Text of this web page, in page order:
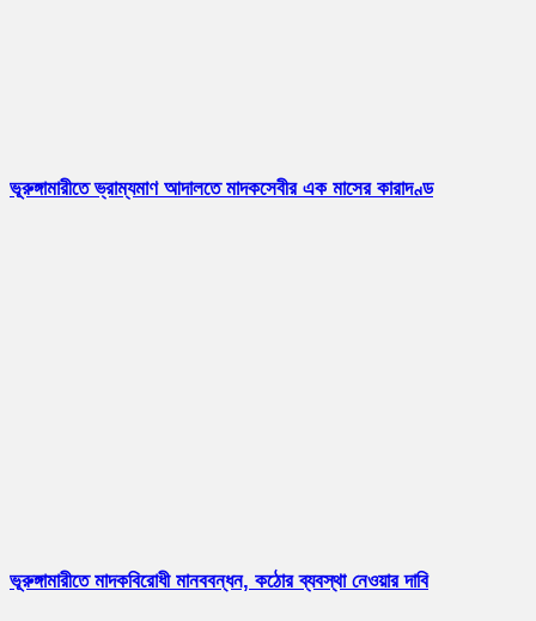
ভূরুঙ্গামারীতে ভ্রাম্যমাণ আদালতে মাদকসেবীর এক মাসের কারাদণ্ড
ভূরুঙ্গামারীতে মাদকবিরোধী মানববন্ধন, কঠোর ব্যবস্থা নেওয়ার দাবি